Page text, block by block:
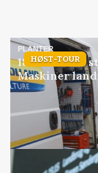
HØST-TOUR
PLANTER
18 montører
Maskiner